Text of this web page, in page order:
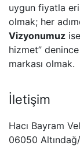
uygun fiyatla
olmak; her
Vizyonumuz
hizmet”
markası olmak.
İletişim
Hacı Bayram
06050